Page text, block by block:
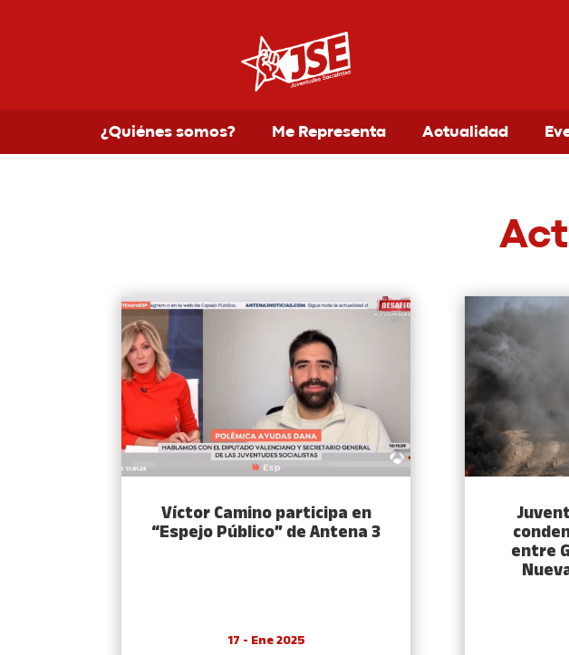
¿Quiénes somos? Me Representa Actualidad
Víctor Camino participa en
“Espejo Público” de Antena 3
17 - Ene 2025
entre